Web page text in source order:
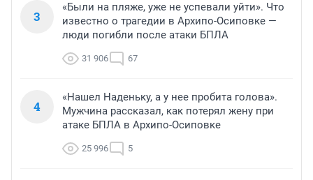
3
«Были на пляже, уже не успевали уйти». Что
известно о трагедии в Архипо-Осиповке —
люди погибли после атаки БПЛА
31 906 67
4
«Нашел Наденьку, а у нее пробита голова».
Мужчина рассказал, как потерял жену при
атаке БПЛА в Архипо-Осиповке
25 996 5